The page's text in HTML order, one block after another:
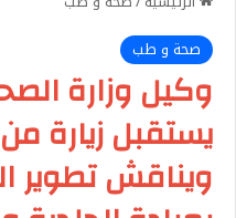
صحة و طب
وكيل وزارة
يستقبل زيارة
ويناقش تطوير